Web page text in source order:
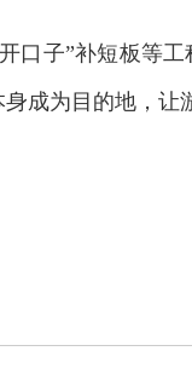
口子”补短板等
成为目的地，让